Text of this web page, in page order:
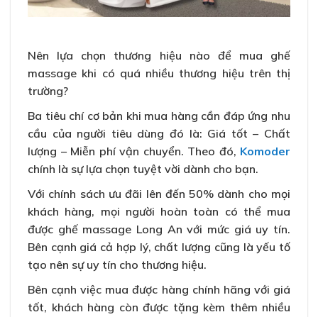
Nên lựa chọn thương hiệu nào để mua ghế
massage khi có quá nhiều thương hiệu trên thị
trường?
Ba tiêu chí cơ bản khi mua hàng cần đáp ứng nhu
cầu của người tiêu dùng đó là: Giá tốt – Chất
lượng – Miễn phí vận chuyển. Theo đó, Komoder
chính là sự lựa chọn tuyệt vời dành cho bạn.
Với chính sách ưu đãi lên đến 50% dành cho mọi
khách hàng, mọi người hoàn toàn có thể mua
được ghế massage Long An với mức giá uy tín.
Bên cạnh giá cả hợp lý, chất lượng cũng là yếu tố
tạo nên sự uy tín cho thương hiệu.
Bên cạnh việc mua được hàng chính hãng với giá
tốt, khách hàng còn được tặng kèm thêm nhiều